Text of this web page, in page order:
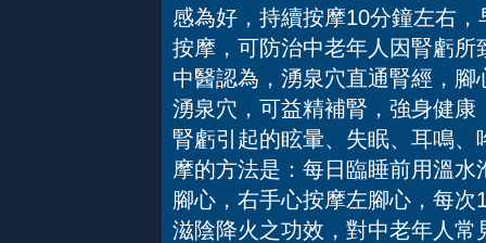
感為好，持續按摩10分鐘左右
按摩，可防治中老年人因腎虧
中醫認為，湧泉穴直通腎經，
湧泉穴，可益精補腎，強身健
腎虧引起的眩暈、失眠、耳鳴
摩的方法是：每日臨睡前用溫
腳心，右手心按摩左腳心，每
滋陰降火之功效，對中老年人